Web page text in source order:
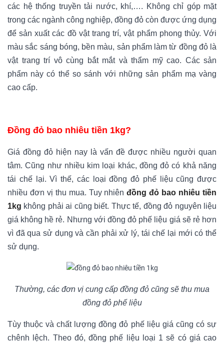
các hệ thống truyền tải nước, khí,…. Không chỉ góp mặt
trong các ngành công nghiệp, đồng đỏ còn được ứng dụng
để sản xuất các đồ vật trang trí, vật phẩm phong thủy. Với
màu sắc sáng bóng, bền màu, sản phẩm làm từ đồng đỏ là
vật trang trí vô cùng bắt mắt và thẩm mỹ cao. Các sản
phẩm này có thể so sánh với những sản phẩm mạ vàng
cao cấp.
Đồng đỏ bao nhiêu tiền 1kg?
Giá đồng đỏ hiện nay là vấn đề được nhiều người quan
tâm. Cũng như nhiều kim loại khác, đồng đỏ có khả năng
tái chế lại. Vì thế, các loại đồng đỏ phế liệu cũng được
nhiều đơn vị thu mua. Tuy nhiênđồng đỏ bao nhiêu tiền
1kg không phải ai cũng biết. Thực tế, đồng đỏ nguyên liệu
giá không hề rẻ. Nhưng với đồng đỏ phế liệu giá sẽ rẻ hơn
vì đã qua sử dụng và cần phải xử lý, tái chế lại mới có thể
sử dụng.
Thường, các đơn vị cung cấp đồng đỏ cũng sẽ thu mua
đồng đỏ phế liệu
Tùy thuộc và chất lượng đồng đỏ phế liệu giá cũng có sự
chênh lệch. Theo đó, đồng phế liệu loại 1 sẽ có giá cao